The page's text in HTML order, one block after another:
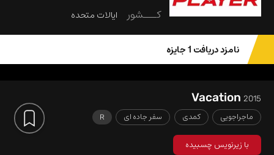
شود و پیشنهاد جانسون، شخصی که
خطرناکترین لحظات در زندگی اش می کند.
کـــشور ایالات متحده
نامزد دریافت 1 جایزه
Vacation2015
ماجراجویی کمدی سفر جاده ای R
با زیرنویس چسبیده